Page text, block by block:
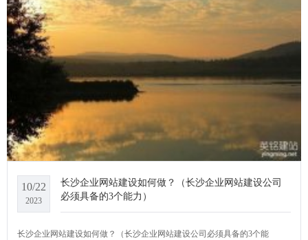
10/22
2023
长沙企业网站建设如何做？（长沙企业网站建设公司
必须具备的3个能力）
长沙企业网站建设如何做？（长沙企业网站建设公司必须具备的3个能